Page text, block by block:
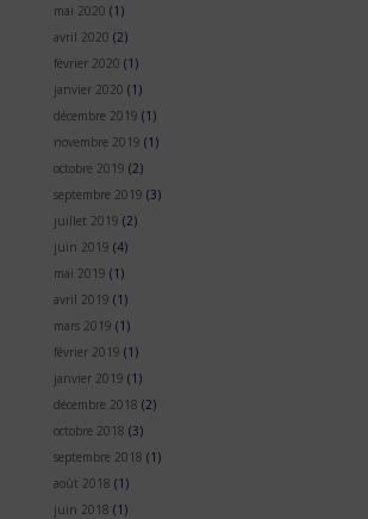
mai 2020 (1)
avril 2020 (2)
février 2020 (1)
janvier 2020 (1)
décembre 2019 (1)
novembre 2019 (1)
octobre 2019 (2)
septembre 2019 (3)
juillet 2019 (2)
juin 2019 (4)
mai 2019 (1)
avril 2019 (1)
mars 2019 (1)
février 2019 (1)
janvier 2019 (1)
décembre 2018 (2)
octobre 2018 (3)
septembre 2018 (1)
août 2018 (1)
juin 2018 (1)